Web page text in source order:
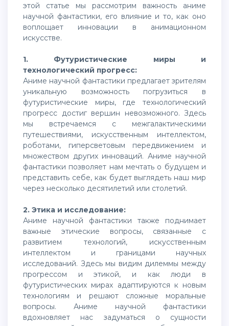
этой статье мы рассмотрим важность аниме
научной фантастики, его влияние и то, как оно
воплощает инновации в анимационном
искусстве.
1. Футуристические миры и
технологический прогресс:
Аниме научной фантастики предлагает зрителям
уникальную возможность погрузиться в
футуристические миры, где технологический
прогресс достиг вершин невозможного. Здесь
мы встречаемся с межгалактическими
путешествиями, искусственным интеллектом,
роботами, гиперсветовым передвижением и
множеством других инноваций. Аниме научной
фантастики позволяет нам мечтать о будущем и
представить себе, как будет выглядеть наш мир
через несколько десятилетий или столетий.
2. Этика и исследование:
Аниме научной фантастики также поднимает
важные этические вопросы, связанные с
развитием технологий, искусственным
интеллектом и границами научных
исследований. Здесь мы видим дилеммы между
прогрессом и этикой, и как люди в
футуристических мирах адаптируются к новым
технологиям и решают сложные моральные
вопросы. Аниме научной фантастики
вдохновляет нас задуматься о сущности